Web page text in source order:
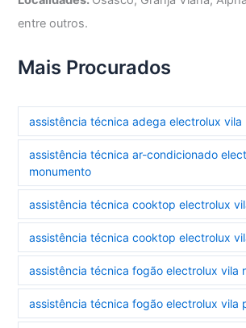
entre outros.
Mais Procurados
assistência técnica adega electrolux vila
assistência técnica ar-condicionado
monumento
assistência técnica cooktop electrolux
assistência técnica cooktop electrolux
assistência técnica fogão electrolux vila
assistência técnica fogão electrolux vila